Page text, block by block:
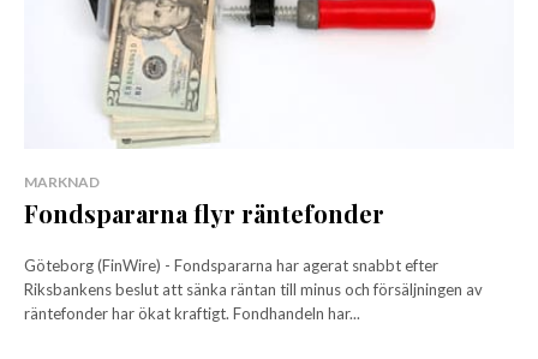
MARKNAD
Fondspararna flyr räntefonder
Göteborg (FinWire) - Fondspararna har agerat snabbt efter
Riksbankens beslut att sänka räntan till minus och försäljningen av
räntefonder har ökat kraftigt. Fondhandeln har...